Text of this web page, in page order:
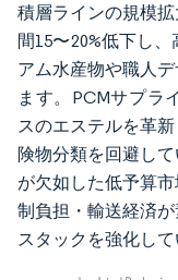
積層ラインの規模
間15〜20%低下し
アム水産物や職人
ます。PCMサプラ
スのエステルを革
険物分類を回避し
が欠如した低予算
制負担・輸送経済
スタックを強化して